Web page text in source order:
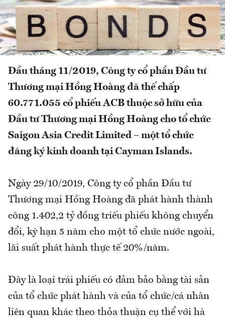
Đầu tháng 11/2019, Công ty cổ phần Đầu tư
Thương mại Hồng Hoàng đã thế chấp
60.771.055 cổ phiếu ACB thuộc sở hữu của
Đầu tư Thương mại Hồng Hoàng cho tổ chức
Saigon Asia Credit Limited – một tổ chức
đăng ký kinh doanh tại Cayman Islands.
Ngày 29/10/2019, Công ty cổ phần Đầu tư
Thương mại Hồng Hoàng đã phát hành thành
công 1.402,2 tỷ đồng triếu phiếu không chuyển
đổi, kỳ hạn 5 năm cho một tổ chức nước ngoài,
lãi suất phát hành thực tế 20%/năm.
Đây là loại trái phiếu có đảm bảo bằng tài sản
của tổ chức phát hành và của tổ chức/cá nhân
liên quan khác theo thỏa thuận cụ thể với hà